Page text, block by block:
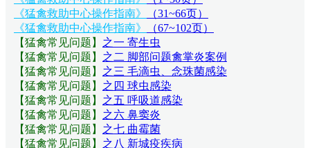
《猛禽救助中心操作指南》
（31~66页）
《猛禽救助中心操作指南》
（67~102页）
【猛禽常见问题 】 之一 寄生虫
【猛禽常见问题 】 之二 脚部问题禽掌炎案例
【猛禽常见问题 】 之三 毛滴虫、念珠菌感染
【猛禽常见问题 】 之四 球虫感染
【猛禽常见问题 】 之五 呼吸道感染
【猛禽常见问题 】 之六 鼻窦炎
【猛禽常见问题 】 之七 曲霉菌
【猛禽常见问题 】 之八 新城疫疾病